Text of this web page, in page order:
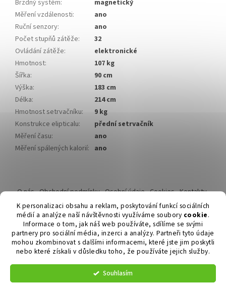
K personalizaci obsahu a reklam, poskytování funkcí sociálních
médií a analýze naší návštěvnosti využíváme soubory cookie.
Informace o tom, jak náš web používáte, sdílíme se svými
partnery pro sociální média, inzerci a analýzy. Partneři tyto údaje
mohou zkombinovat s dalšími informacemi, které jste jim poskytli
nebo které získali v důsledku toho, že používáte jejich služby.
Souhlasím
Brzdný systém:
magnetický
Měření vzdálenosti:
ano
Ruční senzory:
ano
Počet stupňů zátěže:
32
Ovládání zátěže:
elektronické
Hmotnost:
107 kg
Šířka:
90 cm
Výška:
183 cm
Délka:
214 cm
Hmotnost setrvačníku:
9 kg
Konstrukce elipticalu:
přední setrvačník
Měření času:
ano
Měření spálených kalorií: ano
á
p
O nás Obchodní podmínky Osobní údaje Cookies Kontakty
Reklamační řád
Vytvořil Shoptet
Copyright 2026Duvlan.cz. Všechna práva vyhrazena.Upravit